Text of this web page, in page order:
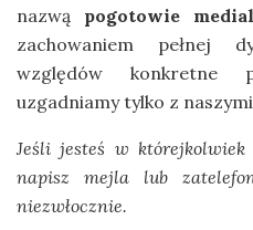
nazwą pogotowie
zachowaniem pełnej
względów konkretne
uzgadniamy tylko z
Jeśli jesteś w
napisz mejla lub
niezwłocznie.